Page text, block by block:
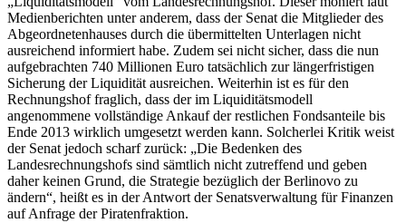
Medienberichten unter anderem, dass der Senat die Mitglieder des
Abgeordnetenhauses durch die übermittelten Unterlagen nicht
ausreichend informiert habe. Zudem sei nicht sicher, dass die nun
aufgebrachten 740 Millionen Euro tatsächlich zur längerfristigen
Sicherung der Liquidität ausreichen. Weiterhin ist es für den
Rechnungshof fraglich, dass der im Liquiditätsmodell
angenommene vollständige Ankauf der restlichen Fondsanteile bis
Ende 2013 wirklich umgesetzt werden kann. Solcherlei Kritik weist
der Senat jedoch scharf zurück: „Die Bedenken des
Landesrechnungshofs sind sämtlich nicht zutreffend und geben
daher keinen Grund, die Strategie bezüglich der Berlinovo zu
ändern“, heißt es in der Antwort der Senatsverwaltung für Finanzen
auf Anfrage der Piratenfraktion.